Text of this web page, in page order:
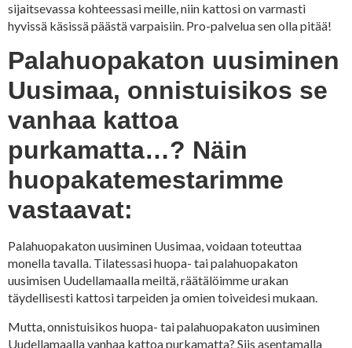
sijaitsevassa kohteessasi meille, niin kattosi on varmasti
hyvissä käsissä päästä varpaisiin. Pro-palvelua sen olla pitää!
Palahuopakaton uusiminen
Uusimaa, onnistuisikos se
vanhaa kattoa
purkamatta…? Näin
huopakatemestarimme
vastaavat:
Palahuopakaton uusiminen Uusimaa, voidaan toteuttaa
monella tavalla. Tilatessasi huopa- tai palahuopakaton
uusimisen Uudellamaalla meiltä, räätälöimme urakan
täydellisesti kattosi tarpeiden ja omien toiveidesi mukaan.
Mutta, onnistuisikos huopa- tai palahuopakaton uusiminen
Uudellamaalla vanhaa kattoa purkamatta? Siis asentamalla